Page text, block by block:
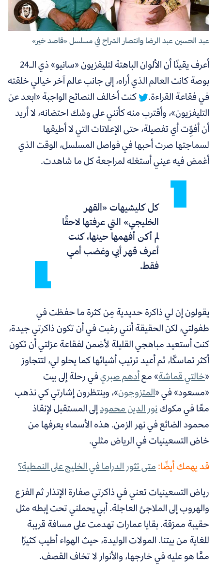
عبد الحسين عبد الرضا وانتصار الشراح في مسلسل «قاصد خير»
أعرف يقينًا أن
الألوان الباهتة لتليفزيون «سانيو» ذي الـ24
بوصة كانت العالم الذي أراه، إلى جانب عالم آخر خيالي خلقته
في فقاعة القراءة.
كنت أخالف النصائح الواجبة «ابعد عن
التليفزيون»، وأقترب منه كأنني على وشك احتضانه، لا أريد
أن أفوِّت أي تفصيلة، حتى الإعلانات التي لا أطيقها
لسماجتها صرت أحبها في فواصل المسلسل، الوقت الذي
أغمض فيه عيني أستغله لمراجعة كل ما شاهدت.
كل كليشيهات «القهر
الخليجي» التي عرفتها لاحقًا
لم أكن أفهمها حينها، كنت
أعرف قهر أبي وغضب أمي
فقط.
يقولون إن لي ذاكرة حديدية مِن كثرة ما حفظت في
طفولتي، لكن الحقيقة أنني رغبت في أن تكون ذاكرتي جيدة،
كنت أستعيد مباهجي القليلة لأضمن لفقاعة عزلتي أن تكون
أكثر تماسكًا، ثم أعيد ترتيب أشيائها كما يحلو لي، لتتجاوز
«خالتي قماشة»معأدهم صبريفي رحلة إلى بيت
«مسعود» في «المتزوجون»،وينتظرون إشارتي كي نذهب
معًا في مكوكنور الدين محمودإلى المستقبل لإنقاذ
محمود الضائع في نهر الزمن. هذه الأسماء يعرفها من
خاض التسعينيات في الرياض مثلي.
قد يهمك أيضًا:متى تثور الدراما في الخليج على النمطية؟
رياض التسعينيات تعني في ذاكرتي صفارة الإنذار ثم الفزع
والهروب إلى الملاجئ العاجلة. أبي يحملني تحت إبطه مثل
حقيبة ممزقة. بقايا عمارات تهدمت على مسافة قريبة
للغاية من بيتنا. المولات الوليدة، حيث الهواء أطيب كثيرًا
ممَّا هو عليه في خارجها، والأنوار لا تخاف القصف.